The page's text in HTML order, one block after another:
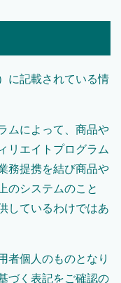
に記載されている情
ムによって、商品や
リエイトプログラム
務提携を結び商品や
のシステムのこと
しているわけではあ
者個人のものとなり
づく表記をご確認の